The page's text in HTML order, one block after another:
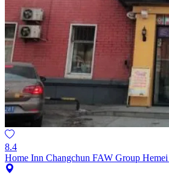
8.4
Home Inn Changchun FAW Group Hemei